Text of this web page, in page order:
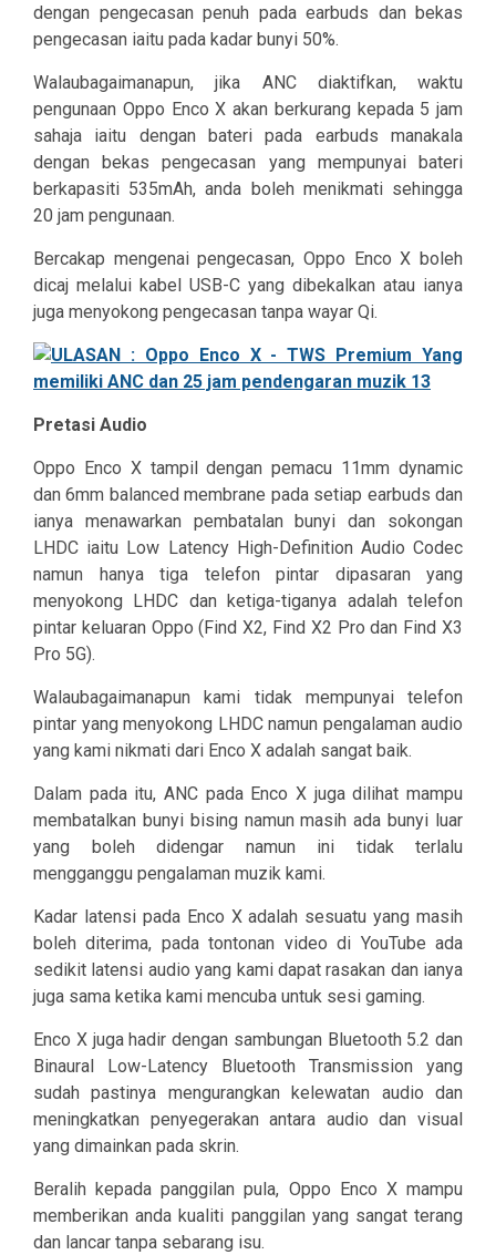
dengan pengecasan penuh pada earbuds dan bekas
pengecasan iaitu pada kadar bunyi 50%.
Walaubagaimanapun, jika ANC diaktifkan, waktu
pengunaan Oppo Enco X akan berkurang kepada 5 jam
sahaja iaitu dengan bateri pada earbuds manakala
dengan bekas pengecasan yang mempunyai bateri
berkapasiti 535mAh, anda boleh menikmati sehingga
20 jam pengunaan.
Bercakap mengenai pengecasan, Oppo Enco X boleh
dicaj melalui kabel USB-C yang dibekalkan atau ianya
juga menyokong pengecasan tanpa wayar Qi.
Pretasi Audio
Oppo Enco X tampil dengan pemacu 11mm dynamic
dan 6mm balanced membrane pada setiap earbuds dan
ianya menawarkan pembatalan bunyi dan sokongan
LHDC iaitu Low Latency High-Definition Audio Codec
namun hanya tiga telefon pintar dipasaran yang
menyokong LHDC dan ketiga-tiganya adalah telefon
pintar keluaran Oppo (Find X2, Find X2 Pro dan Find X3
Pro 5G).
Walaubagaimanapun kami tidak mempunyai telefon
pintar yang menyokong LHDC namun pengalaman audio
yang kami nikmati dari Enco X adalah sangat baik.
Dalam pada itu, ANC pada Enco X juga dilihat mampu
membatalkan bunyi bising namun masih ada bunyi luar
yang boleh didengar namun ini tidak terlalu
mengganggu pengalaman muzik kami.
Kadar latensi pada Enco X adalah sesuatu yang masih
boleh diterima, pada tontonan video di YouTube ada
sedikit latensi audio yang kami dapat rasakan dan ianya
juga sama ketika kami mencuba untuk sesi gaming.
Enco X juga hadir dengan sambungan Bluetooth 5.2 dan
Binaural Low-Latency Bluetooth Transmission yang
sudah pastinya mengurangkan kelewatan audio dan
meningkatkan penyegerakan antara audio dan visual
yang dimainkan pada skrin.
Beralih kepada panggilan pula, Oppo Enco X mampu
memberikan anda kualiti panggilan yang sangat terang
dan lancar tanpa sebarang isu.